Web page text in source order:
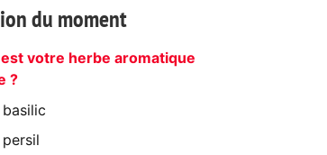
du moment
votre herbe aromatique
?
basilic
persil